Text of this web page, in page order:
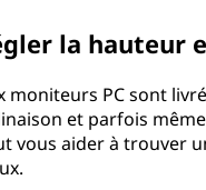
la hauteur
moniteurs PC sont
et parfois
vous aider à trouver